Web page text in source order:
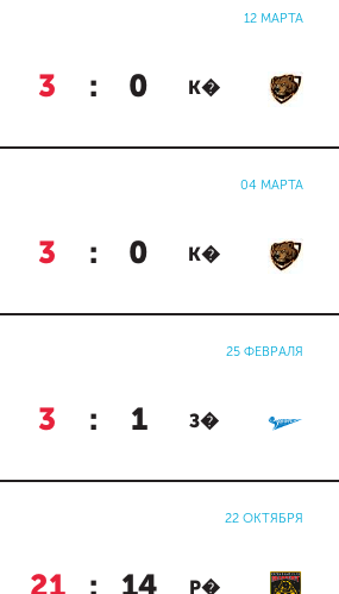
12 МАРТА
3 : 0 К�
04 МАРТА
3 : 0 К�
25 ФЕВРАЛЯ
3 : 1 З�
22 ОКТЯБРЯ
21 : 14 Р�